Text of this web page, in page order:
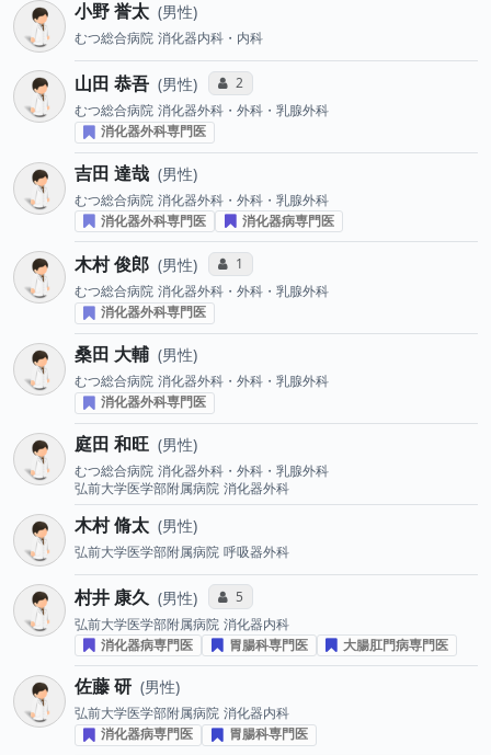
小野 誉太 男性
むつ総合病院 消化器内科・内科
山田 恭吾 男性 コミュニケーション・タイプ投票数
2
むつ総合病院 消化器外科・外科・乳腺外科
消化器外科専門医
吉田 達哉 男性
むつ総合病院 消化器外科・外科・乳腺外科
消化器外科専門医
消化器病専門医
木村 俊郎 男性 コミュニケーション・タイプ投票数
1
むつ総合病院 消化器外科・外科・乳腺外科
消化器外科専門医
桑田 大輔 男性
むつ総合病院 消化器外科・外科・乳腺外科
消化器外科専門医
庭田 和旺 男性
むつ総合病院 消化器外科・外科・乳腺外科
弘前大学医学部附属病院 消化器外科
木村 脩太 男性
弘前大学医学部附属病院 呼吸器外科
村井 康久 男性 コミュニケーション・タイプ投票数
5
弘前大学医学部附属病院 消化器内科
消化器病専門医
胃腸科専門医 大腸肛門病専門医
佐藤 研 男性
弘前大学医学部附属病院 消化器内科
消化器病専門医
胃腸科専門医